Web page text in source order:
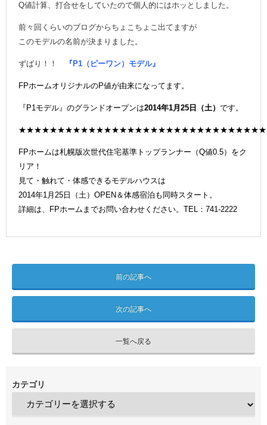
Q値計算、打合せをしていたので個人的にはホッとしました。
前々回くらいのブログからちょこちょこ出てますが
このモデルの名前が決まりました。
ずばり！！ 『P1（ピーワン）モデル』
FPホームオリジナルのP値が由来になってます。
『P1モデル』のグランドオープンは2014年1月25日（土） です。
FPホームは札幌版次世代住宅基準トップランナー（Q値0.5）をク
リア！
見て・触れて・体感できるモデルハウスは
2014年1月25日（土）OPEN＆体感宿泊も同時スタート。
詳細は、FPホームまでお問い合わせください。TEL：741-2222
前の記事へ
次の記事へ
一覧へ戻る
カテゴリ